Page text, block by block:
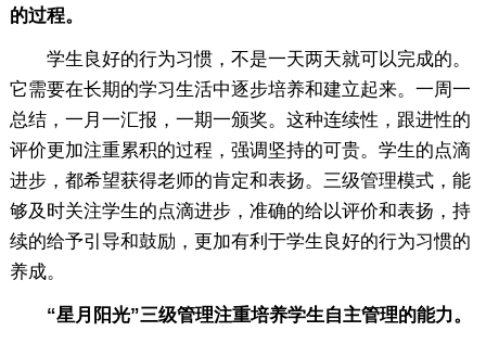
的过程。
学生良好的行为习惯，不是一天两天就可以完成的。
它需要在长期的学习生活中逐步培养和建立起来。一周一
总结，一月一汇报，一期一颁奖。这种连续性，跟进性的
评价更加注重累积的过程，强调坚持的可贵。学生的点滴
进步，都希望获得老师的肯定和表扬。三级管理模式，能
够及时关注学生的点滴进步，准确的给以评价和表扬，持
续的给予引导和鼓励，更加有利于学生良好的行为习惯的
养成。
“星月阳光”三级管理注重培养学生自主管理的能力。